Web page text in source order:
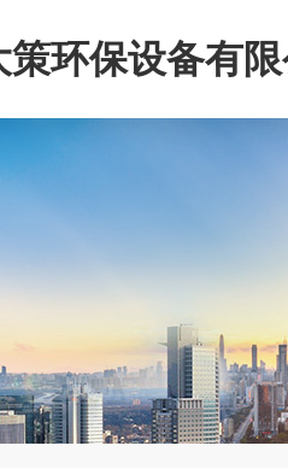
策环保设备有